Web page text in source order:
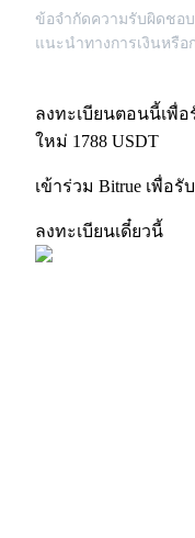
รับรางวัลและสิทธิ
ศูนย์รางวัล
เข้าสู่ระบบ
ข้อจำกัดความรับผิดชอ
แนะนำทางการเงินหรือ
ลงทะเบียนตอนนี้เพื่
ใหม่ 1788 USDT
เข้าร่วม Bitrue เพื่อรั
ลงทะเบียนเดี๋ยวนี้